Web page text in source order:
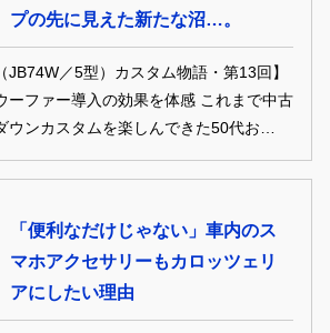
プの先に見えた新たな沼…。
JB74W／5型）カスタム物語・第13回】
ー導入の効果を体感 これまで中古
ウンカスタムを楽しんできた50代おじさ
員が、ひょんなことから新車のジムニー
）を購入。だからといってカスタム熱
当然のようにシエラもイジる気満々。初
にあーだこーだと妄想が止まりませ
を、ときにD.I.Yで、ときにプロの手腕を
いくのか!? オーナー目線のカスタム物語
けします！
「便利なだけじゃない」車内のス
マホアクセサリーもカロッツェリ
アにしたい理由